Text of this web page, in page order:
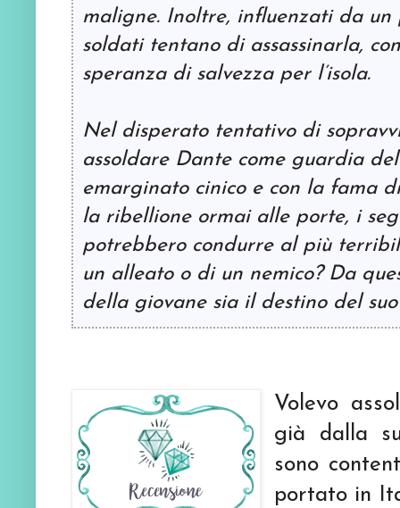
maligne. Inoltre, influenzati da un
soldati tentano di assassinarla,
speranza di salvezza per l’isola.
Nel disperato tentativo di
assoldare Dante come guardia
emarginato cinico e con la fama
la ribellione ormai alle porte, i
potrebbero condurre al più
un alleato o di un nemico? Da
della giovane sia il destino del suo
Volevo
già dalla
sono
portato in